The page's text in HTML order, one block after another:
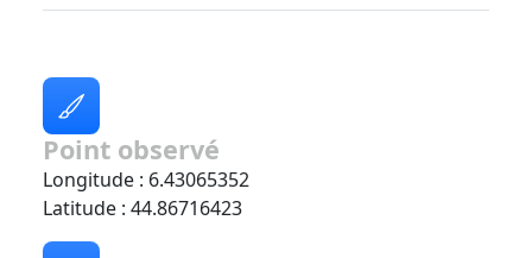
Point observé
Longitude : 6.43065352
Latitude : 44.86716423